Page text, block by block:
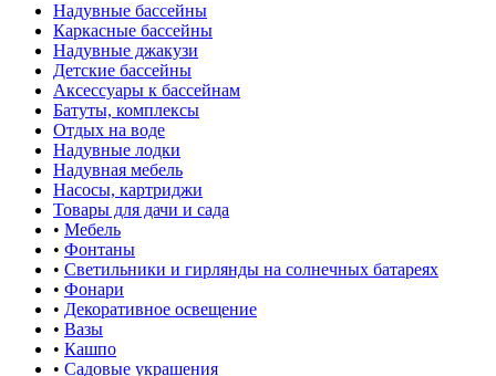
Надувные бассейны
Каркасные бассейны
Надувные джакузи
Детские бассейны
Аксессуары к бассейнам
Батуты, комплексы
Отдых на воде
Надувные лодки
Надувная мебель
Насосы, картриджи
Товары для дачи и сада
• Мебель
• Фонтаны
• Светильники и гирлянды на солнечных батареях
• Фонари
• Декоративное освещение
• Вазы
• Кашпо
• Садовые украшения